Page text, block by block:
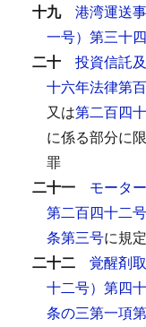
十九 港湾運送
一号）第三十
二十 投資信託
十六年法律第
又は第二百四
に係る部分に
罪
二十一 モータ
第二百四十二
条第三号に規
二十二 覚醒剤
十二号）第四
条の三第一項